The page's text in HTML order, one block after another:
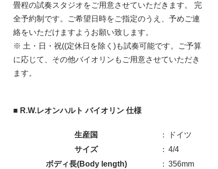
畳程の試奏スタジオをご用意させていただきます。 完
全予約制です。ご希望日時をご指定のうえ、予めご連
絡をいただけますようお願い致します。
※ 土・日・祝((定休日を除く)も試奏可能です。ご予算
に応じて、その他バイオリンもご用意させていただき
ます。
■ R.W.レオンハルト バイオリン 仕様
生産国 ：
ドイツ
サイズ
： 4/4
ボディ長(Body length)
： 356mm